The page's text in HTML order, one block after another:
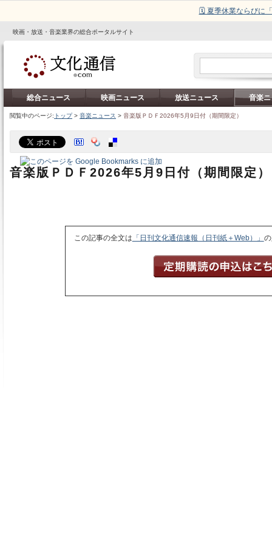
🗓️ 夏季休業ならびに
映画・放送・音楽業界の総合ポータルサイト
総合ニュース 映画ニュース 放送ニュース 音楽
閲覧中のページ: トップ> 音楽ニュース > 音楽版ＰＤＦ2026年5月9日付（期間限定）
音楽版ＰＤＦ2026年5月9日付（期間限定）
この記事の全文は 「日刊文化通信速報（日刊紙＋Web）」